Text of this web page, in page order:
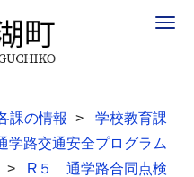
課の情報
学校教育課
学路交通安全プログラム
R５ 通学路合同点検